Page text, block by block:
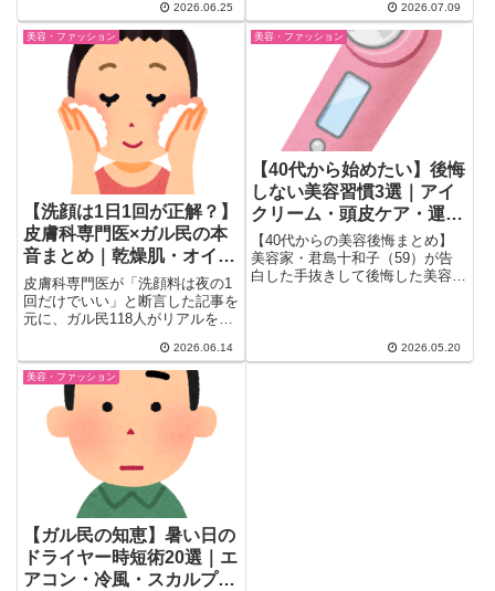
本当に作れるのか、横顔との関
係、昭和の美人（中山美穂・竹内
結子）との比較まで、ガル民の本
音コメント15選をまとめまし
2026.06.25 2026.07.09
美容・ファッション
【洗顔は1日1回が正解？】
皮膚科専門医×ガル民の本
音まとめ｜乾燥肌・オイリ
ー肌別の洗顔回数
皮膚科専門医が「洗顔料は夜の1
回だけでいい」と断言した記事を
元に、ガル民118人がリアルを語
肌・混合肌別の最適な洗顔回数
と、「朝は水だけ」派の体験談・
40代以降の変化・化粧品会社vs
皮膚科医論争まで一気にまとめ。
2026.06.14
美容・ファッション
【40代から始めたい】後悔
しない美容習慣3選｜アイ
クリーム・頭皮ケア・運動
の効果をガル民が語る
【40代からの美容後悔まとめ】
美容家・君島十和子（59）が告
白した手抜きして後悔した美容習
代40代女性のリアルな声175件を
まとめました。
2026.05.20
美容・ファッション
【ガル民の知恵】暑い日の
ドライヤー時短術20選｜エ
アコン・冷風・スカルプク